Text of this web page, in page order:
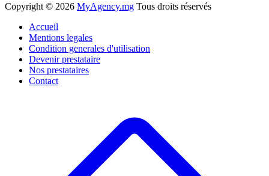
Copyright © 2026 MyAgency.mg Tous droits réservés
Accueil
Mentions legales
Condition generales d'utilisation
Devenir prestataire
Nos prestataires
Contact